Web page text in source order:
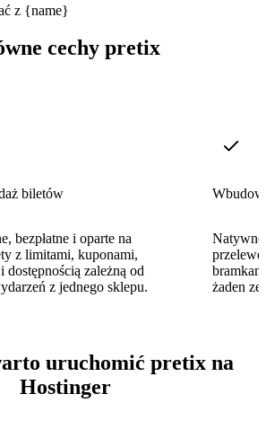
cechy pretix
biletów
bezpłatne i oparte na
z limitami, kuponami,
zależną od
z jednego sklepu.
Natywne
żaden
uruchomić pretix na
Hostinger